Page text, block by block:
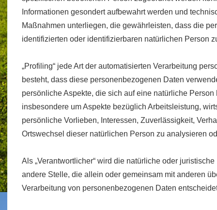
Informationen gesondert aufbewahrt werden und
Maßnahmen unterliegen, die gewährleisten, dass die
identifizierten oder identifizierbaren natürlichen Person
„Profiling“ jede Art der automatisierten Verarbeitung
besteht, dass diese personenbezogenen Daten
persönliche Aspekte, die sich auf eine natürliche
insbesondere um Aspekte bezüglich Arbeitsleistung,
persönliche Vorlieben, Interessen, Zuverlässigkeit,
Ortswechsel dieser natürlichen Person zu analysieren
Als „Verantwortlicher“ wird die natürliche oder
andere Stelle, die allein oder gemeinsam mit anderen
Verarbeitung von personenbezogenen Daten